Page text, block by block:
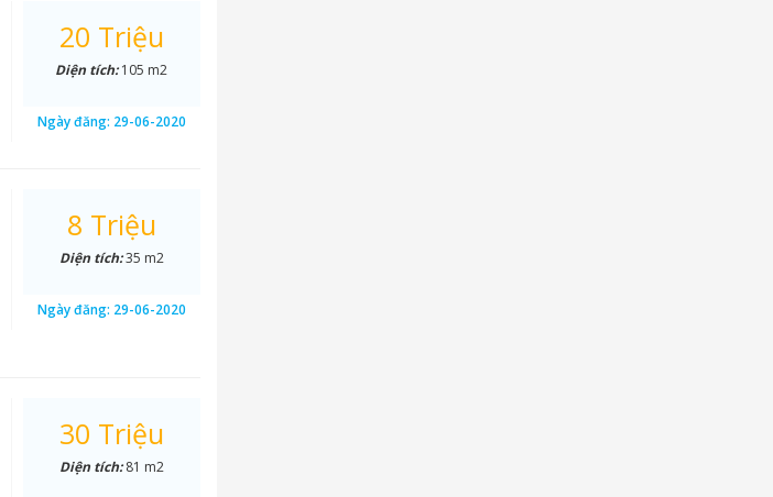
20 Triệu
Diện tích:105 m2
Ngày đăng: 29-06-2020
8 Triệu
Diện tích:35 m2
Ngày đăng: 29-06-2020
30 Triệu
Diện tích:81 m2